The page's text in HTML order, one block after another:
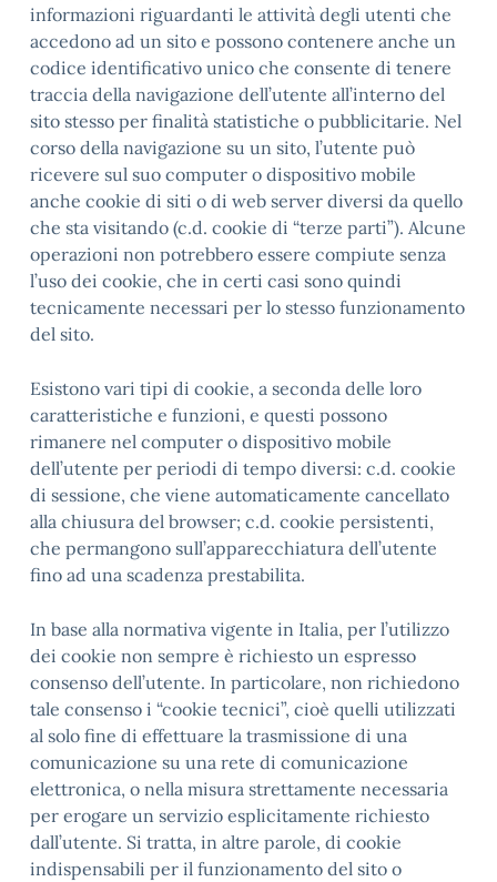
informazioni riguardanti le attività degli utenti che
accedono ad un sito e possono contenere anche un
codice identificativo unico che consente di tenere
traccia della navigazione dell’utente all’interno del
sito stesso per finalità statistiche o pubblicitarie. Nel
corso della navigazione su un sito, l’utente può
ricevere sul suo computer o dispositivo mobile
anche cookie di siti o di web server diversi da quello
che sta visitando (c.d. cookie di “terze parti”). Alcune
operazioni non potrebbero essere compiute senza
l’uso dei cookie, che in certi casi sono quindi
tecnicamente necessari per lo stesso funzionamento
del sito.
Esistono vari tipi di cookie, a seconda delle loro
caratteristiche e funzioni, e questi possono
rimanere nel computer o dispositivo mobile
dell’utente per periodi di tempo diversi: c.d. cookie
di sessione, che viene automaticamente cancellato
alla chiusura del browser; c.d. cookie persistenti,
che permangono sull’apparecchiatura dell’utente
fino ad una scadenza prestabilita.
In base alla normativa vigente in Italia, per l’utilizzo
dei cookie non sempre è richiesto un espresso
consenso dell’utente. In particolare, non richiedono
tale consenso i “cookie tecnici”, cioè quelli utilizzati
al solo fine di effettuare la trasmissione di una
comunicazione su una rete di comunicazione
elettronica, o nella misura strettamente necessaria
per erogare un servizio esplicitamente richiesto
dall’utente. Si tratta, in altre parole, di cookie
indispensabili per il funzionamento del sito o